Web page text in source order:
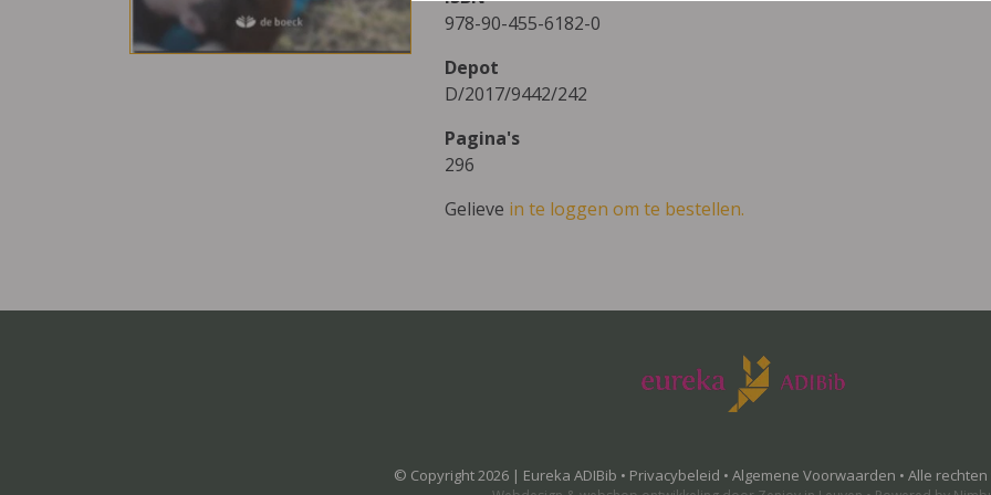
978-90-455-6182-0
Depot
D/2017/9442/242
Pagina's
296
Gelieve in te loggen om te bestellen.
© Copyright 2026 | Eureka ADIBib • Privacybeleid • Algemene Voorwaarden • Alle